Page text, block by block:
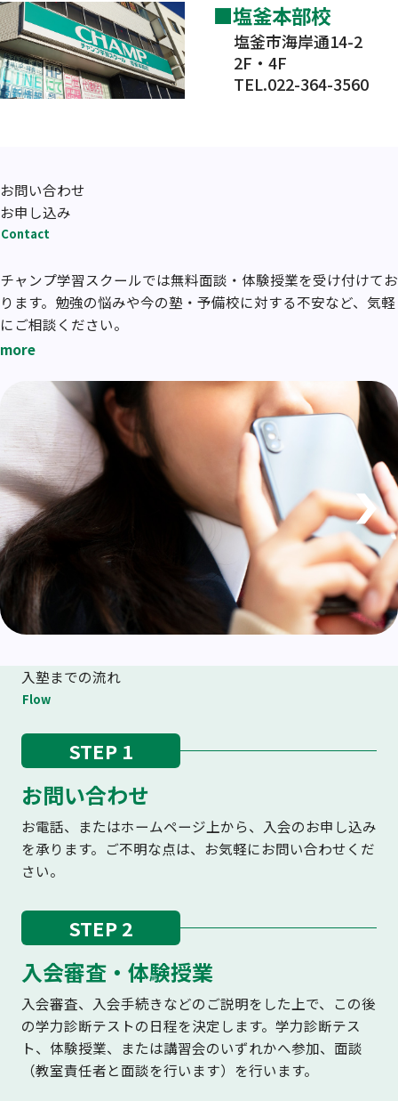
塩釜本部校
塩釜市海岸通14-2
2F・4F
TEL.022-364-3560
お問い合わせ
お申し込み
Contact
チャンプ学習スクールでは無料面談・体験授業を受け付けてお
ります。勉強の悩みや今の塾・予備校に対する不安など、気軽
にご相談ください。
more
入塾までの流れ
Flow
STEP 1
お問い合わせ
お電話、またはホームページ上から、入会のお申し込み
を承ります。ご不明な点は、お気軽にお問い合わせくだ
さい。
STEP 2
入会審査・体験授業
入会審査、入会手続きなどのご説明をした上で、この後
の学力診断テストの日程を決定します。学力診断テス
ト、体験授業、または講習会のいずれかへ参加、面談
（教室責任者と面談を行います）を行います。